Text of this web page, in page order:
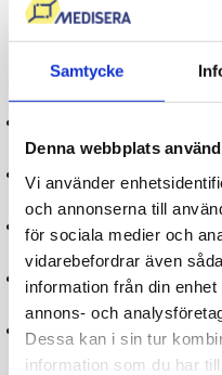
Samtycke
Denna webbplats
Vi använder
och annonserna till
för sociala medier och
vidarebefordrar även
information från din
annons- och
Dessa kan i sin tur
information som du har
Ta del av ditt
remiss utan att behöva
Du kan ta blodprovet
provtagningsställe nära
Blodprovstagning med
med bl.a. Karolinska
Kommentar från
inom 1-5 dagar.
Mediseras läkare tar
provsvar.